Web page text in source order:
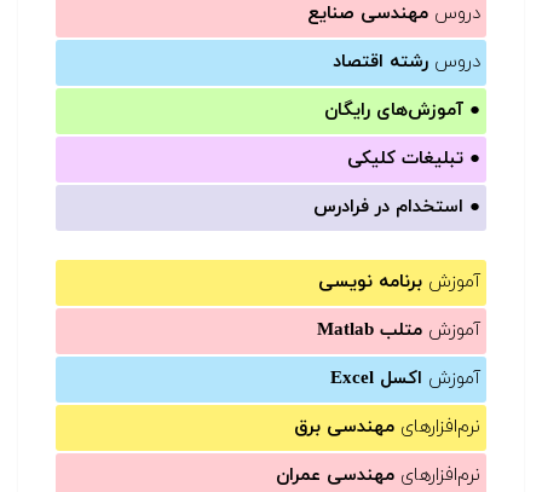
دروس مهندسی صنایع
دروس رشته اقتصاد
● آموزش‌های رایگان
● تبلیغات کلیکی
● استخدام در فرادرس
آموزش برنامه نویسی
آموزش متلب Matlab
آموزش اکسل Excel
نرم‌افزارهای مهندسی برق
نرم‌افزارهای مهندسی عمران